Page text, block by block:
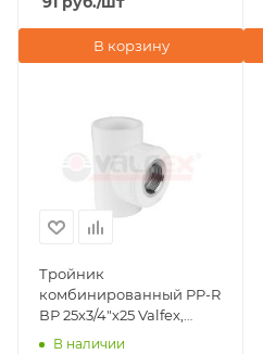
В корзину
Тройник
комбинированный PP-R
ВР 25х3/4"х25 Valfex,
белый
В наличии